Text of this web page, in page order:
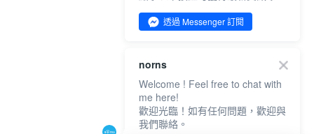
透過 Messenger 訂閱
norns
Welcome ! Feel free to chat with
me here!
歡迎光臨！如有任何問題，歡迎與
我們聯絡。